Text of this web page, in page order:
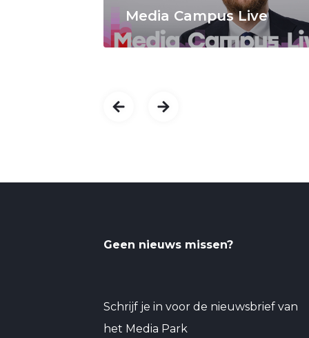
Media Campus Live
Geen nieuws missen?
Schrijf je in voor de nieuwsbrief van
het Media Park